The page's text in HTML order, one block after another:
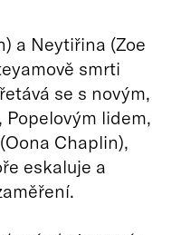
a Neytiřina (Zoe
smrti
se s novým,
lidem,
Chaplin),
eskaluje a